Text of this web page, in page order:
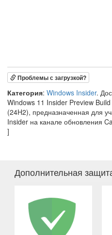
Проблемы с загрузкой?
Категория: Windows Insider.
Windows 11 Insider Preview
(24H2), предназначенная для
Insider на канале обновления
]
Дополнительная